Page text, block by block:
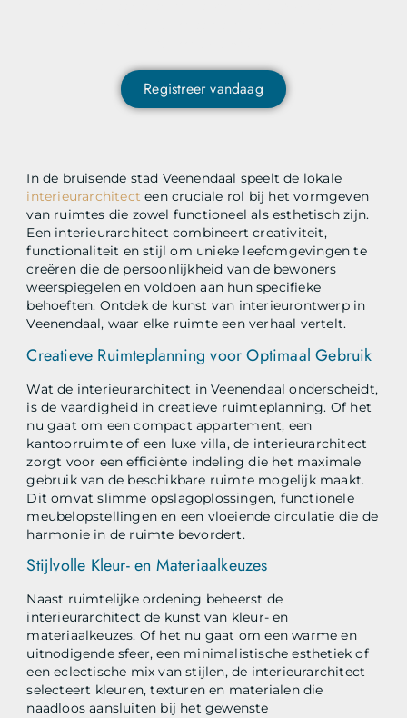
In de bruisende stad Veenendaal speelt de lokale
interieurarchitect een cruciale rol bij het vormgeven
van ruimtes die zowel functioneel als esthetisch zijn.
Een interieurarchitect combineert creativiteit,
functionaliteit en stijl om unieke leefomgevingen te
creëren die de persoonlijkheid van de bewoners
weerspiegelen en voldoen aan hun specifieke
behoeften. Ontdek de kunst van interieurontwerp in
Veenendaal, waar elke ruimte een verhaal vertelt.
Creatieve Ruimteplanning voor Optimaal Gebruik
Wat de interieurarchitect in Veenendaal onderscheidt,
is de vaardigheid in creatieve ruimteplanning. Of het
nu gaat om een compact appartement, een
kantoorruimte of een luxe villa, de interieurarchitect
zorgt voor een efficiënte indeling die het maximale
gebruik van de beschikbare ruimte mogelijk maakt.
Dit omvat slimme opslagoplossingen, functionele
meubelopstellingen en een vloeiende circulatie die de
harmonie in de ruimte bevordert.
Stijlvolle Kleur- en Materiaalkeuzes
Naast ruimtelijke ordening beheerst de
interieurarchitect de kunst van kleur- en
materiaalkeuzes. Of het nu gaat om een warme en
uitnodigende sfeer, een minimalistische esthetiek of
een eclectische mix van stijlen, de interieurarchitect
selecteert kleuren, texturen en materialen die
naadloos aansluiten bij het gewenste
Registreer vandaag